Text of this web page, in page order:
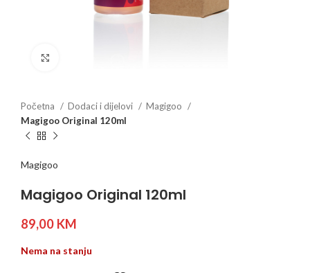
Početna Dodaci i dijelovi
Magigoo
Magigoo Original 120ml
Magigoo
Magigoo Original 120ml
89,00 KM
Nema na stanju